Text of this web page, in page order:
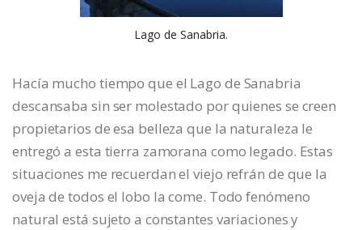
Lago de Sanabria.
Hacía mucho tiempo que el Lago de Sanabria
descansaba sin ser molestado por quienes se creen
propietarios de esa belleza que la naturaleza le
entregó a esta tierra zamorana como legado. Estas
situaciones me recuerdan el viejo refrán de que la
oveja de todos el lobo la come. Todo fenómeno
natural está sujeto a constantes variaciones y